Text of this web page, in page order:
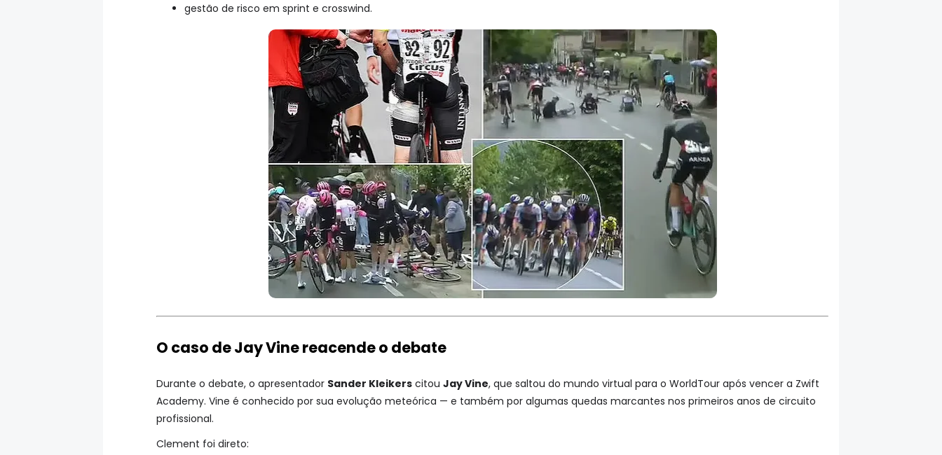
gestão de risco em sprint e crosswind.
O caso de Jay Vine reacende o debate
Durante o debate, o apresentador Sander Kleikers citou Jay Vine, que saltou do mundo virtual para o WorldTour após vencer a Zwift
Academy. Vine é conhecido por sua evolução meteórica — e também por algumas quedas marcantes nos primeiros anos de circuito
profissional.
Clement foi direto: